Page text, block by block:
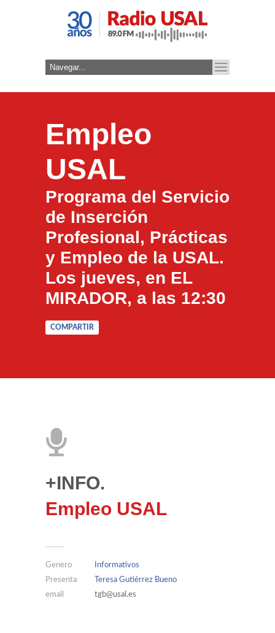
Empleo
USAL
Programa del Servicio
de Inserción
Profesional, Prácticas
y Empleo de la USAL.
Los jueves, en EL
MIRADOR, a las 12:30
COMPARTIR
+INFO.
Empleo USAL
Genero
Informativos
Presenta
Teresa Gutiérrez Bueno
email
tgb@usal.es